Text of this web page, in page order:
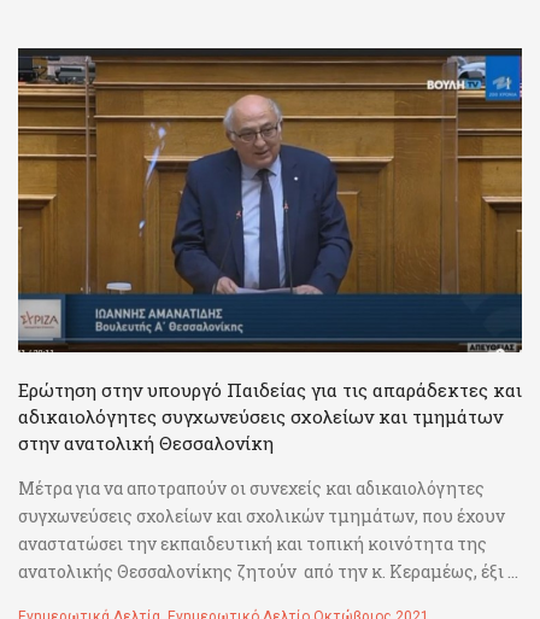
Ερώτηση στην υπουργό Παιδείας για τις απαράδεκτες και
αδικαιολόγητες συγχωνεύσεις σχολείων και τμημάτων
στην ανατολική Θεσσαλονίκη
Μέτρα για να αποτραπούν οι συνεχείς και αδικαιολόγητες
συγχωνεύσεις σχολείων και σχολικών τμημάτων, που έχουν
αναστατώσει την εκπαιδευτική και τοπική κοινότητα της
ανατολικής Θεσσαλονίκης ζητούν από την κ. Κεραμέως, έξι ...